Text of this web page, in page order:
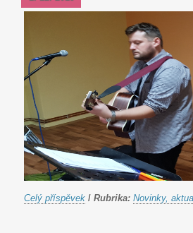
Celý příspěvek / Rubrika: Novinky,